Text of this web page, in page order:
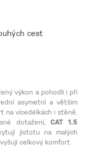
cest
výkon a pohodlí i při
asymetrií a větším
na vícedélkách i stěně.
dotažení, CAT 1.5
jistotu na malých
celkový komfort.